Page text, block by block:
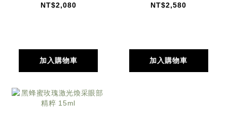
NT$2,080
加入購物車
NT$2,580
加入購物車